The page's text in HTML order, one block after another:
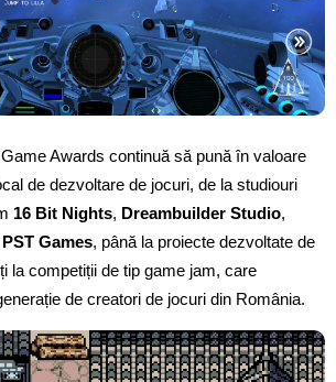
Awards continuă să pună în valoare
de dezvoltare de jocuri, de la studiouri
16 Bit Nights, Dreambuilder Studio,
PST Games, până la proiecte dezvoltate de
la competiții de tip game jam, care
de creatori de jocuri din România.